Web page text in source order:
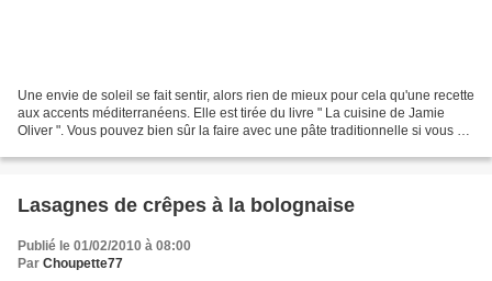
Une envie de soleil se fait sentir, alors rien de mieux pour cela qu'une recette
aux accents méditerranéens. Elle est tirée du livre " La cuisine de Jamie
Oliver ". Vous pouvez bien sûr la faire avec une pâte traditionnelle si vous en
Lasagnes de crêpes à la bolognaise
Publié le 01/02/2010 à 08:00
Par Choupette77